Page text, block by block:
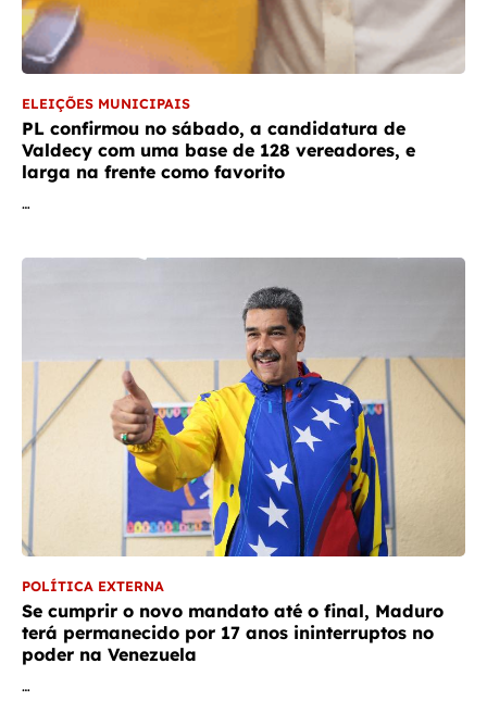
ELEIÇÕES MUNICIPAIS
PL confirmou no sábado, a candidatura de
Valdecy com uma base de 128 vereadores, e
larga na frente como favorito
…
POLÍTICA EXTERNA
Se cumprir o novo mandato até o final, Maduro
terá permanecido por 17 anos ininterruptos no
poder na Venezuela
…